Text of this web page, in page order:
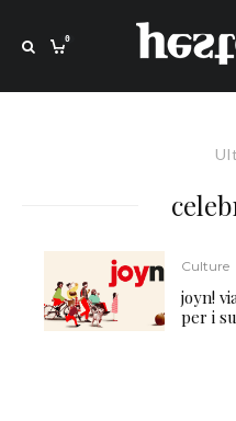
0
Culture
joyn!
per i